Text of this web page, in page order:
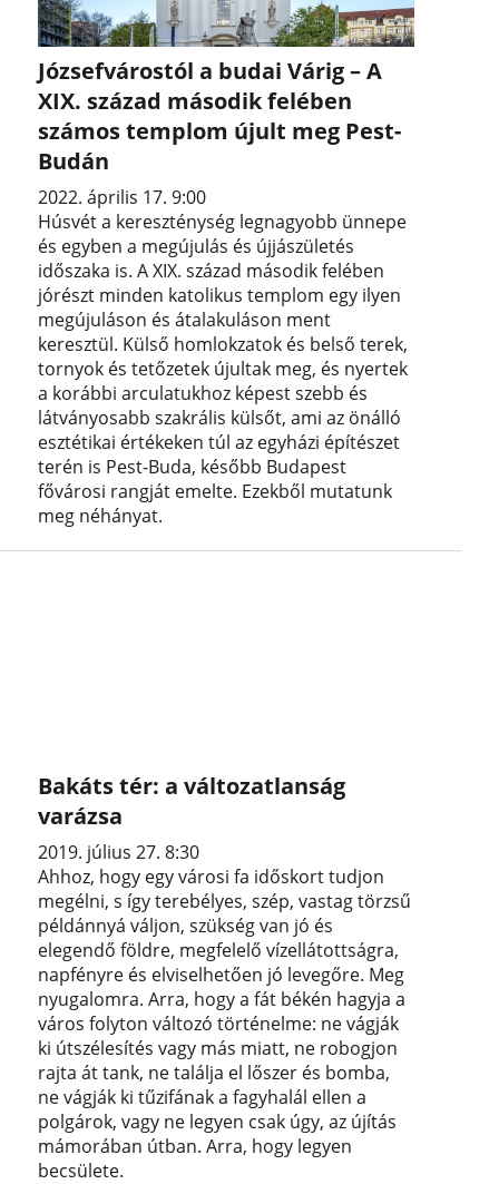
Józsefvárostól a budai Várig – A
XIX. század második felében
számos templom újult meg Pest-
Budán
2022. április 17. 9:00
Húsvét a kereszténység legnagyobb ünnepe
és egyben a megújulás és újjászületés
időszaka is. A XIX. század második felében
jórészt minden katolikus templom egy ilyen
megújuláson és átalakuláson ment
keresztül. Külső homlokzatok és belső terek,
tornyok és tetőzetek újultak meg, és nyertek
a korábbi arculatukhoz képest szebb és
látványosabb szakrális külsőt, ami az önálló
esztétikai értékeken túl az egyházi építészet
terén is Pest-Buda, később Budapest
fővárosi rangját emelte. Ezekből mutatunk
meg néhányat.
Bakáts tér: a változatlanság
varázsa
2019. július 27. 8:30
Ahhoz, hogy egy városi fa időskort tudjon
megélni, s így terebélyes, szép, vastag törzsű
példánnyá váljon, szükség van jó és
elegendő földre, megfelelő vízellátottságra,
napfényre és elviselhetően jó levegőre. Meg
nyugalomra. Arra, hogy a fát békén hagyja a
város folyton változó történelme: ne vágják
ki útszélesítés vagy más miatt, ne robogjon
rajta át tank, ne találja el lőszer és bomba,
ne vágják ki tűzifának a fagyhalál ellen a
polgárok, vagy ne legyen csak úgy, az újítás
mámorában útban. Arra, hogy legyen
becsülete.